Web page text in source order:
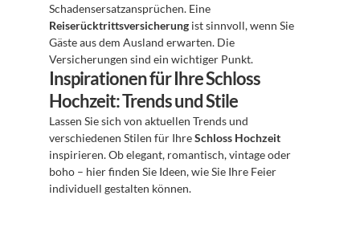
Reiserücktrittsversicherung ist sinnvoll, wenn Sie
Gäste aus dem Ausland erwarten. Die
Versicherungen sind ein wichtiger Punkt.
Inspirationen für Ihre Schloss
Hochzeit: Trends und Stile
Lassen Sie sich von aktuellen Trends und
verschiedenen Stilen für Ihre Schloss Hochzeit
inspirieren. Ob elegant, romantisch, vintage oder
boho – hier finden Sie Ideen, wie Sie Ihre Feier
individuell gestalten können.